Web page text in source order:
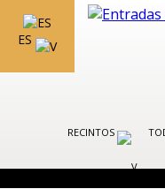
ES
RECINTOS